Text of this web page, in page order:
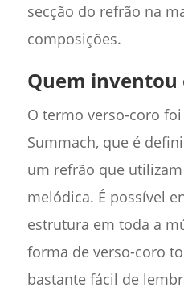
secção do refrão na
composições.
Quem inventou
O termo verso-coro
Summach, que é
um refrão que
melódica. É possível
estrutura em toda a
forma de verso-coro
bastante fácil de